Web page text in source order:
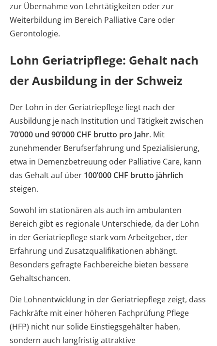
zur Übernahme von Lehrtätigkeiten oder zur
Weiterbildung im Bereich Palliative Care oder
Gerontologie.
Lohn Geriatripflege: Gehalt nach
der Ausbildung in der Schweiz
Der Lohn in der Geriatriepflege liegt nach der
Ausbildung je nach Institution und Tätigkeit zwischen
70’000 und 90’000 CHF brutto pro Jahr. Mit
zunehmender Berufserfahrung und Spezialisierung,
etwa in Demenzbetreuung oder Palliative Care, kann
das Gehalt auf über 100’000 CHF brutto jährlich
steigen.
Sowohl im stationären als auch im ambulanten
Bereich gibt es regionale Unterschiede, da der Lohn
in der Geriatriepflege stark vom Arbeitgeber, der
Erfahrung und Zusatzqualifikationen abhängt.
Besonders gefragte Fachbereiche bieten bessere
Gehaltschancen.
Die Lohnentwicklung in der Geriatriepflege zeigt, dass
Fachkräfte mit einer höheren Fachprüfung Pflege
(HFP) nicht nur solide Einstiegsgehälter haben,
sondern auch langfristig attraktive